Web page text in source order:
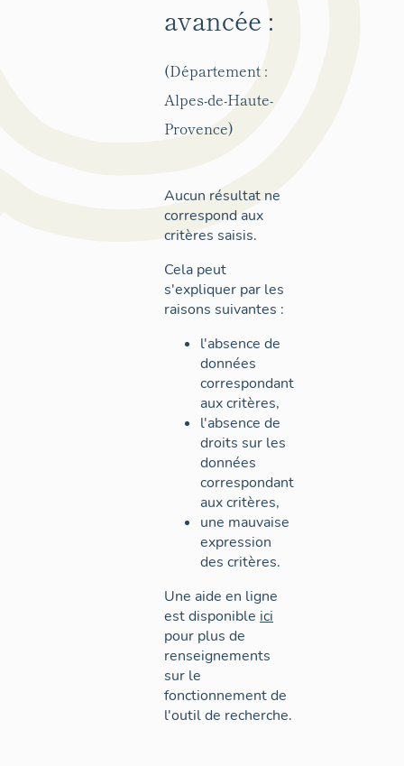
avancée :
(Département :
Alpes-de-Haute-
Provence)
Aucun résultat ne
correspond aux
critères saisis.
Cela peut
s'expliquer par les
raisons suivantes :
l'absence de
données
correspondant
aux critères,
l'absence de
droits sur les
données
correspondant
aux critères,
une mauvaise
expression
des critères.
Une aide en ligne
est disponible ici
pour plus de
renseignements
sur le
fonctionnement de
l'outil de recherche.